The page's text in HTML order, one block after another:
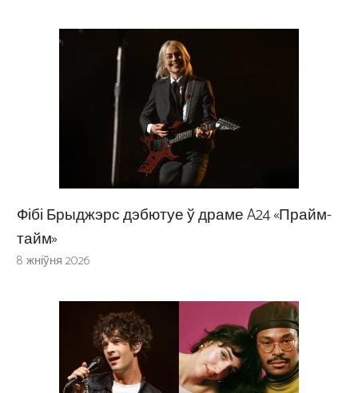
Фібі Брыджэрс дэбютуе ў драме A24 «Прайм-
тайм»
8 жніўня 2026